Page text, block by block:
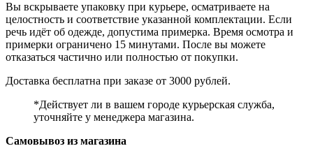
Вы вскрываете упаковку при курьере, осматриваете на
целостность и соответствие указанной комплектации. Если
речь идёт об одежде, допустима примерка. Время осмотра и
примерки ограничено 15 минутами. После вы можете
отказаться частично или полностью от покупки.
Доставка бесплатна при заказе от 3000 рублей.
*Действует ли в вашем городе курьерская служба,
уточняйте у менеджера магазина.
Самовывоз из магазина